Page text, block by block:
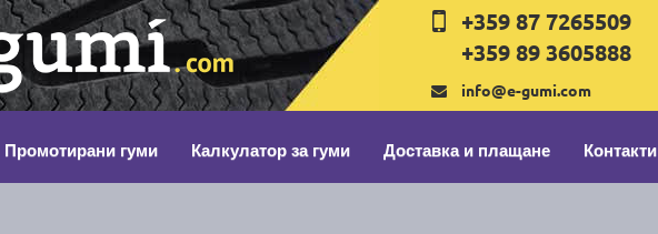
+359 87 7265509
+359 89 3605888
info@e-gumi.com
Промотирани гуми Калкулатор за гуми Доставка и плащане Контакти